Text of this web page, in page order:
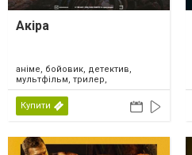
Акіра
аніме, бойовик, детектив,
мультфільм, трилер,
фантастика, Японія, 2026
Купити